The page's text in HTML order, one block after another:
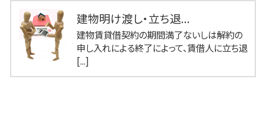
建物明け渡し・立ち退...
建物賃貸借契約の期間満了ないしは解約の
申し入れによる終了によって、賃借人に立ち退
[...]